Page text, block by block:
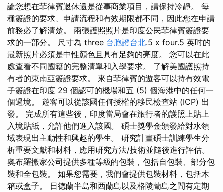
論您想在菲律賓退休還是從事商業項目，請保持冷靜。 每
種簽證的要求、申請流程和有效期限都不同，因此您在申請
前務必了解清楚。 兩張護照照片是印度公民菲律賓簽證要
求的一部分。 尺寸為 three 台胞證台北.5 x four.5 英吋的
最新照片必須是中性顏色且具有足夠的亮度。 您可以在此
處查看不同國籍的完整清單和入學要求。 了解美國護照持
有者的東南亞簽證要求。 來自菲律賓的遊客可以持有效電
子簽證在印度 29 個認可的機場和五 (5) 個海港中的任何一
個過境。 遊客可以從該國任何授權的移民檢查站 (ICP) 出
發。 完成所有這些後，印度當局會在旅行者的護照上貼上
入境貼紙，允許他們進入該國。 碩士獎學金頒發給對水領
域表現出主動性和興趣的學生。 研究計畫碩士訓練學生分
析重要文獻和材料，應用研究方法/技術並隨後進行評估。
奧布羅搬家公司提供多種等級的包裝，包括自包裝、部分包
裝和全包裝。 如果您需要，我們會提供包裝材料，包括木
箱或盒子。 日德蘭半島和西蘭島以及格陵蘭島之間有定期